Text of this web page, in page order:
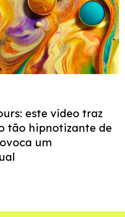
este vídeo traz
tão hipnotizante de
um